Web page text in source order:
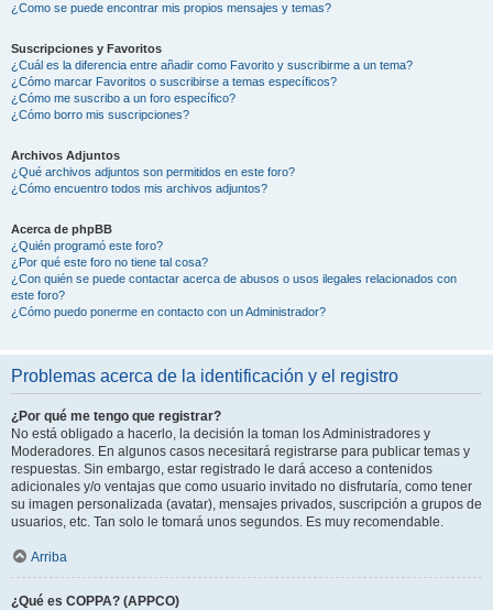
¿Como se puede encontrar mis propios mensajes y temas?
Suscripciones y Favoritos
¿Cuál es la diferencia entre añadir como Favorito y suscribirme a un tema?
¿Cómo marcar Favoritos o suscribirse a temas específicos?
¿Cómo me suscribo a un foro específico?
¿Cómo borro mis suscripciones?
Archivos Adjuntos
¿Qué archivos adjuntos son permitidos en este foro?
¿Cómo encuentro todos mis archivos adjuntos?
Acerca de phpBB
¿Quién programó este foro?
¿Por qué este foro no tiene tal cosa?
¿Con quién se puede contactar acerca de abusos o usos ilegales relacionados con
este foro?
¿Cómo puedo ponerme en contacto con un Administrador?
Problemas acerca de la identificación y el registro
¿Por qué me tengo que registrar?
No está obligado a hacerlo, la decisión la toman los Administradores y
Moderadores. En algunos casos necesitará registrarse para publicar temas y
respuestas. Sin embargo, estar registrado le dará acceso a contenidos
adicionales y/o ventajas que como usuario invitado no disfrutaría, como tener
su imagen personalizada (avatar), mensajes privados, suscripción a grupos de
usuarios, etc. Tan solo le tomará unos segundos. Es muy recomendable.
Arriba
¿Qué es COPPA? (APPCO)